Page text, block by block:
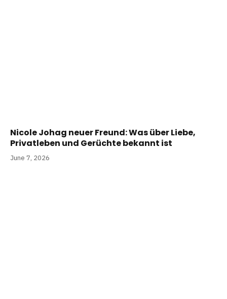
Nicole Johag neuer Freund: Was über Liebe,
Privatleben und Gerüchte bekannt ist
June 7, 2026